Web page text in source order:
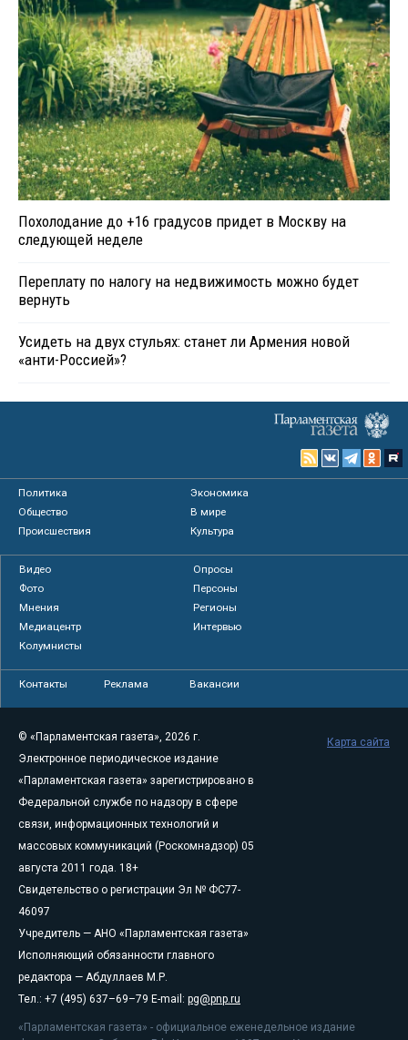
Похолодание до +16 градусов придет в Москву на
следующей неделе
Переплату по налогу на недвижимость можно будет
вернуть
Усидеть на двух стульях: станет ли Армения новой
«анти-Россией»?
Политика
Экономика
Общество
В мире
Происшествия
Культура
Видео
Опросы
Фото
Персоны
Мнения
Регионы
Медиацентр
Интервью
Колумнисты
Контакты Реклама Вакансии
© «Парламентская газета», 2026 г.
Электронное периодическое издание
«Парламентская газета» зарегистрировано в
Федеральной службе по надзору в сфере
связи, информационных технологий и
массовых коммуникаций (Роскомнадзор) 05
августа 2011 года. 18+
Свидетельство о регистрации Эл № ФС77-
46097
Учредитель — АНО «Парламентская газета»
Исполняющий обязанности главного
редактора — Абдуллаев М.Р.
Тел.: +7 (495) 637–69–79 E-mail: pg@pnp.ru
«Парламентская газета» - официальное еженедельное издание
Карта сайта